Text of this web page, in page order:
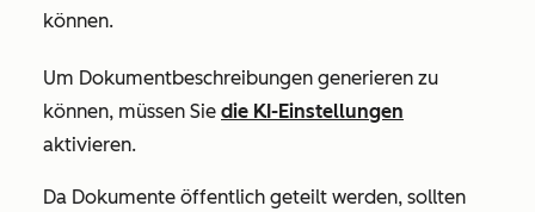
können.
Um Dokumentbeschreibungen generieren zu
können, müssen Sie die KI-Einstellungen
aktivieren.
Da Dokumente öffentlich geteilt werden, sollten